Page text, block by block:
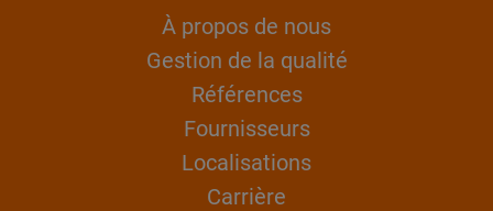
À propos de nous
Gestion de la qualité
Références
Fournisseurs
Localisations
Carrière